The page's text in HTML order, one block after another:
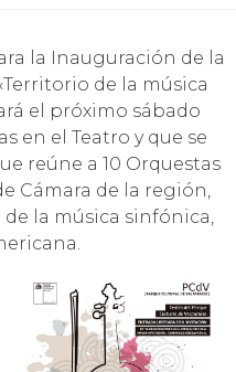
de la música
el próximo sábado
en el Teatro y que se
reúne a 10 Orquestas
Cámara de la región,
la música sinfónica,